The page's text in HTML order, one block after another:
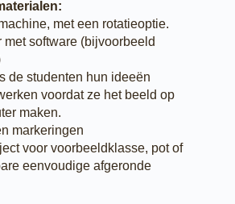
met een rotatieoptie.
met software (bijvoorbeeld
de studenten hun ideeën
voordat ze het beeld op
maken.
markeringen
voor voorbeeldklasse, pot of
eenvoudige afgeronde